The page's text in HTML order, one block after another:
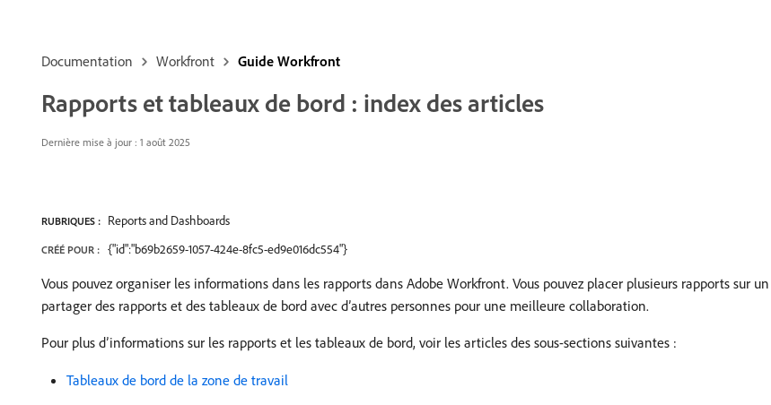
Documentation Workfront Guide Workfront
Rapports et tableaux de bord : index des articles
Dernière mise à jour : 1 août 2025
RUBRIQUES : Reports and Dashboards
CRÉÉ POUR : {"id":"b69b2659-1057-424e-8fc5-ed9e016dc554"}
Vous pouvez organiser les informations dans les rapports dans Adobe Workfront. Vous pouvez placer plusieurs rapports sur
partager des rapports et des tableaux de bord avec d’autres personnes pour une meilleure collaboration.
Pour plus d’informations sur les rapports et les tableaux de bord, voir les articles des sous-sections suivantes :
Tableaux de bord de la zone de travail